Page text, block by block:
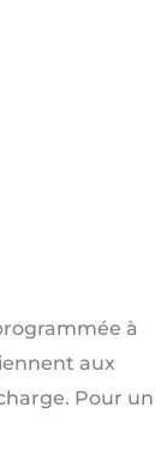
à
aux
Pour un